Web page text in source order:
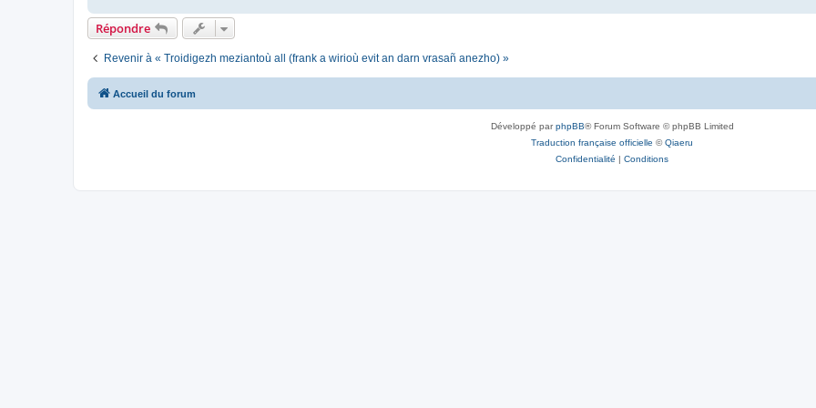
Répondre
Revenir à « Troidigezh meziantoù all (frank a wirioù evit an darn vrasañ anezho) »
Accueil du forum
Développé parphpBB® Forum Software © phpBB Limited
Traduction française officielle ©Qiaeru
Confidentialité | Conditions